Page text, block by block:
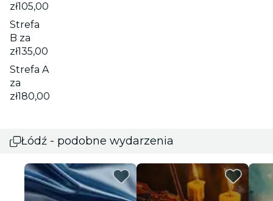
zł105,00
Strefa
B za
zł135,00
Strefa A
za
zł180,00
Łódź - podobne wydarzenia